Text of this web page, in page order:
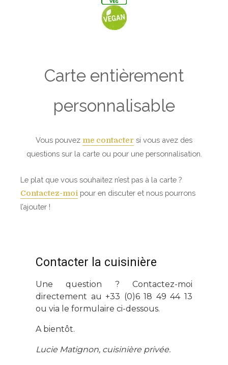
Carte entièrement
personnalisable
Vous pouvez me contacter si vous avez des
questions sur la carte ou pour une personnalisation.
Le plat que vous souhaitez n’est pas à la carte ?
Contactez-moi pour en discuter et nous pourrons
l’ajouter !
Contacter la cuisinière
Une question ? Contactez-moi
directement au +33 (0)6 18 49 44 13
ou via le formulaire ci-dessous.
A bientôt.
Lucie Matignon, cuisinière privée.